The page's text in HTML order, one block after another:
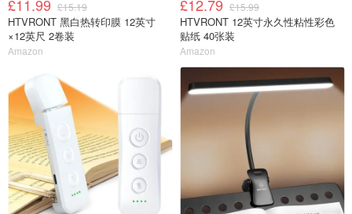
£11.99 £15.19
HTVRONT 黑白热转印膜 12英寸
×12英尺 2卷装
Amazon
£12.79 £15.99
HTVRONT 12英寸永久性粘性彩色
贴纸 40张装
Amazon